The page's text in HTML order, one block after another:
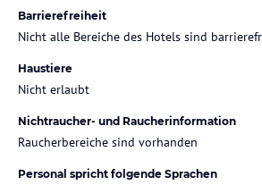
Barrierefreiheit
Nicht alle Bereiche des Hotels sind
Haustiere
Nicht erlaubt
Nichtraucher- und Raucherinformation
Raucherbereiche sind vorhanden
Personal spricht folgende Sprachen